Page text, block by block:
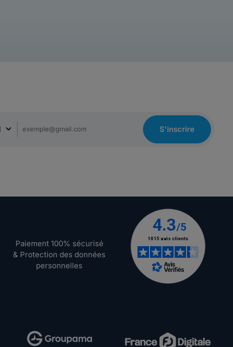
S'inscrire
Paiement 100% sécurisé
& Protection des données
personnelles